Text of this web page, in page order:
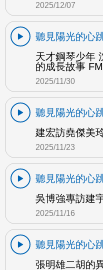
2025/12/07
聽見陽光的心
天才鋼琴少年
的成長故事
2025/11/30
聽見陽光的心
建宏訪堯傑美
2025/11/23
聽見陽光的心
吳博強專訪建
2025/11/16
聽見陽光的心
張明雄二胡的